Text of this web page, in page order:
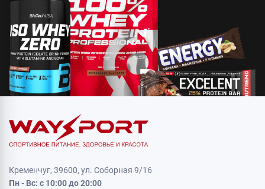
Кременчуг, 39600, ул. Соборная 9/16
Пн - Вс: с 10:00 до 20:00